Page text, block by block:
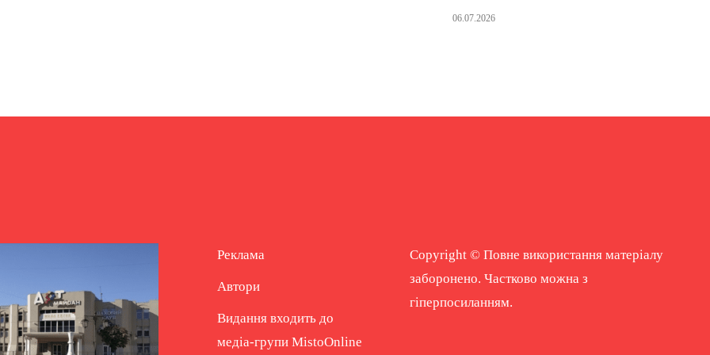
06.07.2026
Реклама
Автори
Видання входить до
медіа-групи MistoOnline
Copyright © Повне використання матеріалу
заборонено. Частково можна з
гіперпосиланням.